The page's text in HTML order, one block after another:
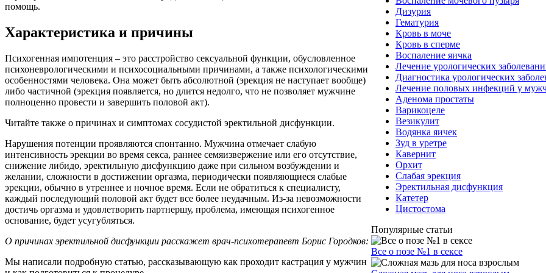
помощь.
Характеристика и причины
Психогенная импотенция – это расстройство сексуальной функции, обусловленное
психоневрологическими и психосоциальными причинами, а также психологическими
особенностями человека. Она может быть абсолютной (эрекция не наступает вообще)
либо частичной (эрекция появляется, но длится недолго, что не позволяет мужчине
полноценно провести и завершить половой акт).
Читайте также о причинах и симптомах сосудистой эректильной дисфункции.
Нарушения потенции проявляются спонтанно. Мужчина отмечает слабую
интенсивность эрекции во время секса, раннее семяизвержение или его отсутствие,
снижение либидо, эректильную дисфункцию даже при сильном возбуждении и
желании, сложности в достижении оргазма, периодически появляющиеся слабые
эрекции, обычно в утреннее и ночное время. Если не обратиться к специалисту,
каждый последующий половой акт будет все более неудачным. Из-за невозможности
достичь оргазма и удовлетворить партнершу, проблема, имеющая психогенное
основание, будет усугубляться.
О причинах эректильной дисфункции расскажет врач-психотерапевт Борис Городков:
Мы написали подробную статью, рассказывающую как проходит кастрация у мужчин
Дизурия
Гематурия
Кровь в моче
Кровь в сперме
Воспаление яичка
Лечение урологических
Диагностика урологических
Лечение половых инфекций у
Аденома простаты
Варикоцеле
Везикулит
Водянка яичек
Зуд в уретре
Кавернит
Орхит
Слабая эрекция
Эректильная дисфункция
Катетер
Цистостома
Популярные статьи
Все о позе №1 в сексе